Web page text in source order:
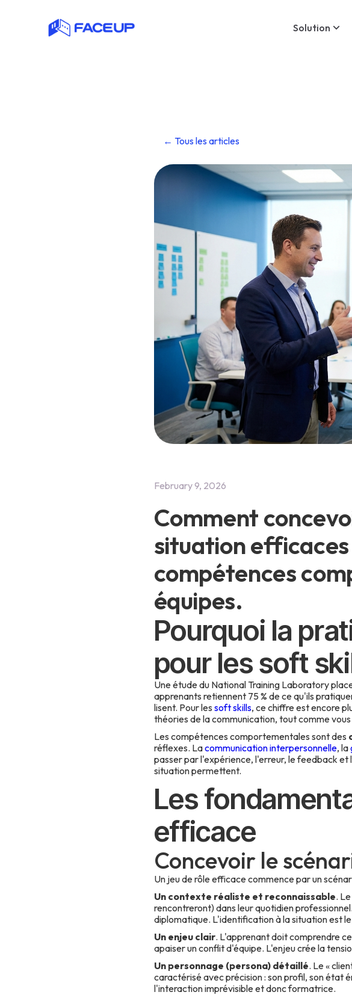
Solution
← Tous les articles
February 9, 2026
Comment
situation
compétences
équipes.
Pourquoi la
pour les soft
Une étude du National Training Laboratory
apprenants retiennent 75 % de ce qu'ils
lisent. Pour les soft skills, ce chiffre est encore
théories de la communication, tout comme
Les compétences comportementales sont des
réflexes. Lacommunication interpersonnelle, la
passer par l'expérience, l'erreur, le feedback
situation permettent.
Les
efficace
Concevoir le
Un jeu de rôle efficace commence par un
Un contexte réaliste et reconnaissable.
rencontreront) dans leur quotidien
diplomatique. L'identification à la situation est
Un enjeu clair. L'apprenant doit comprendre
apaiser un conflit d'équipe. L'enjeu crée la
Un personnage (persona) détaillé. Le «
caractérisé avec précision : son profil, son état
l'interaction imprévisible et donc formatrice.